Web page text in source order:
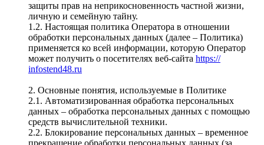
защиты прав на неприкосновенность частной жизни,
личную и семейную тайну.
1.2. Настоящая политика Оператора в отношении
обработки персональных данных (далее – Политика)
применяется ко всей информации, которую Оператор
может получить о посетителях веб-сайта https://
infostend48.ru
2. Основные понятия, используемые в Политике
2.1. Автоматизированная обработка персональных
данных – обработка персональных данных с помощью
средств вычислительной техники.
2.2. Блокирование персональных данных – временное
прекращение обработки персональных данных (за